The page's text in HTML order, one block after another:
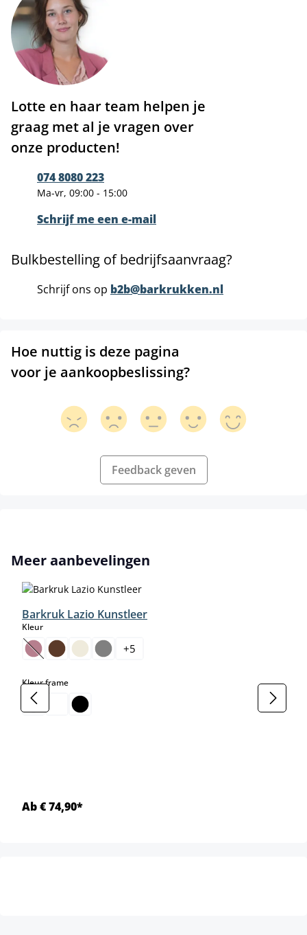
Lotte en haar team helpen je
graag met al je vragen over
onze producten!
074 8080 223
Ma-vr, 09:00 - 15:00
Schrijf me een e-mail
Bulkbestelling of bedrijfsaanvraag?
Schrijf ons op b2b@barkrukken.nl
Hoe nuttig is deze pagina
voor je aankoopbeslissing?
Feedback geven
Productgalerij overslaan
Meer aanbevelingen
Barkruk Lazio Kunstleer
Kleurselect
(Deze optie is momenteel niet beschikbaar.)
+5
Kleur frameselect
Ab € 74,90*